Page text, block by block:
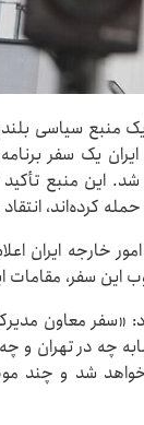
منبع سیاسی
ایران یک سفر
شد. این منبع
کرده‌اند،
این سفر، مقامات
چه در تهران و
شد و چند